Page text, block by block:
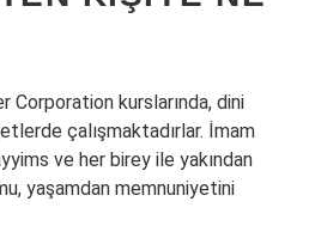
Corporation kurslarında, dini
çalışmaktadırlar. İmam
ve her birey ile yakından
yaşamdan memnuniyetini